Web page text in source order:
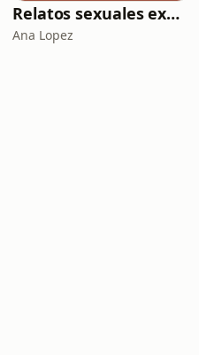
Relatos sexuales explícitos
Ana Lopez